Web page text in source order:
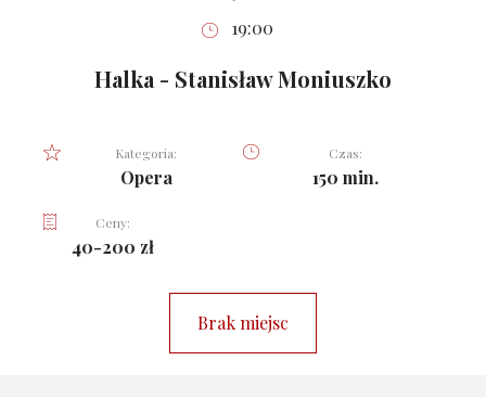
19:00
Halka - Stanisław Moniuszko
Kategoria:
Opera
Czas:
150 min.
Ceny:
40-200 zł
Brak miejsc